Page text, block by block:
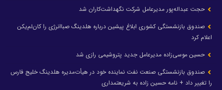
حجت عبداله‌پور مدیرعامل شرکت نگهداشت‌کاران شد
صندوق بازنشستگی کشوری ابلاغ پیشین درباره هلدینگ صباانرژی را کان‌لم‌یکن
اعلام کرد
حسین موسی‌زاده مدیرعامل جدید پتروشیمی رازی شد
صندوق بازنشستگی صنعت نفت نماینده خود در هیأت‌مدیره هلدینگ خلیج فارس
را تغییر داد + نامه حسین زاده به شریعتمداری